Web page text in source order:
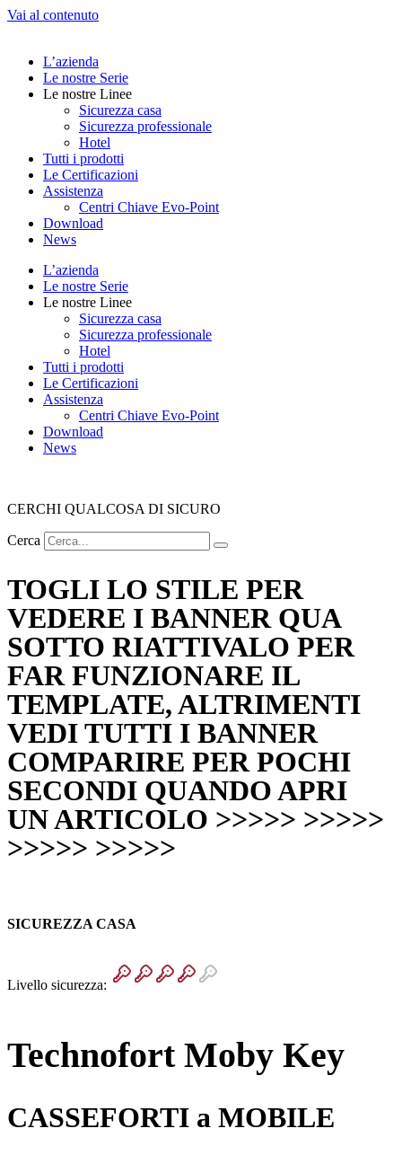
Vai al contenuto
L’azienda
Le nostre Serie
Le nostre Linee
Sicurezza casa
Sicurezza professionale
Hotel
Tutti i prodotti
Le Certificazioni
Assistenza
Centri Chiave Evo-Point
Download
News
L’azienda
Le nostre Serie
Le nostre Linee
Sicurezza casa
Sicurezza professionale
Hotel
Tutti i prodotti
Le Certificazioni
Assistenza
Centri Chiave Evo-Point
Download
News
CERCHI QUALCOSA DI SICURO
Cerca
TOGLI LO STILE PER
VEDERE I BANNER QUA
SOTTO RIATTIVALO PER
FAR FUNZIONARE IL
TEMPLATE, ALTRIMENTI
VEDI TUTTI I BANNER
COMPARIRE PER POCHI
SECONDI QUANDO APRI
UN ARTICOLO >>>>> >>>>>
>>>>> >>>>>
SICUREZZA CASA
Livello sicurezza:
Technofort Moby Key
CASSEFORTI a MOBILE